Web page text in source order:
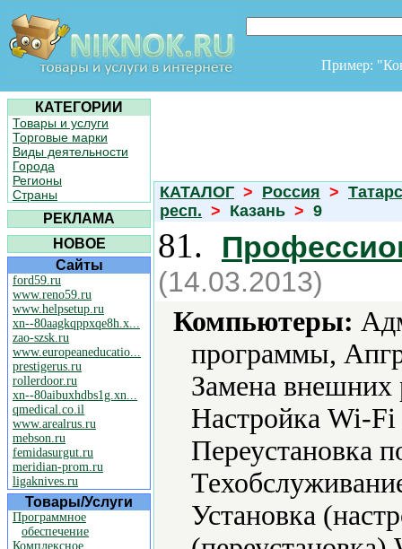
Пример:
КАТЕГОРИИ
Товары и услуги
Торговые марки
Виды деятельности
Города
Регионы
Страны
РЕКЛАМА
НОВОЕ
Сайты
ford59.ru
www.reno59.ru
www.helpsetup.ru
xn--80aagkqppxqe8h.x...
zao-szsk.ru
www.europeaneducatio...
prestigerus.ru
rollerdoor.ru
xn--80aibuxhdbs1g.xn...
qmedical.co.il
www.arealrus.ru
mebson.ru
femidasurgut.ru
meridian-prom.ru
ligaknives.ru
Товары/Услуги
Программное
обеспечение
Комплексное
КАТАЛОГ > Россия >
респ. > Казань > 9
81.
(14.03.2013)
Компьютеры:
программы,
Замена
Настройка Wi-Fi
Переустановка
Установка